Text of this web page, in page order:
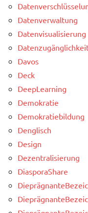
Datenverwaltung
Datenvisualisierung
Davos
Deck
DeepLearning
Demokratie
Demokratiebildung
Denglisch
Design
Dezentralisierung
DiasporaShare